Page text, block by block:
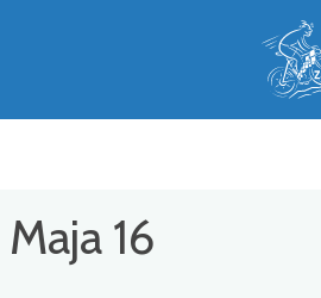
16